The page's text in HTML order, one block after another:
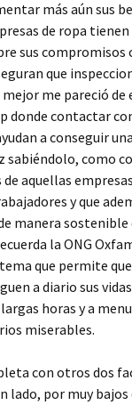
más aún sus
de ropa
sus compromisos
que
me pareció de
donde contactar
a conseguir
sabiéndolo, como
aquellas
y que
manera
la ONG
que permite
a diario sus
horas y a
miserables.
con otros dos
lado, por muy bajos